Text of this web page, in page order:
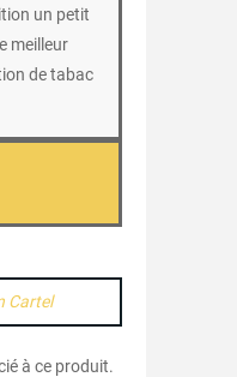
un petit
meilleur
de tabac
Cartel
à ce produit.